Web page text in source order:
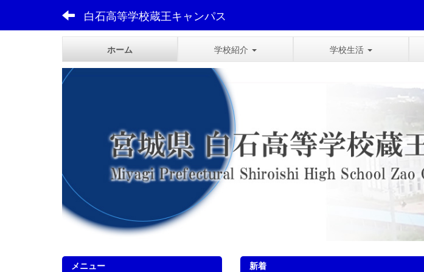
白石高等学校蔵王キャンパス
ホーム 学校紹介 学校生活
新着
メニュー